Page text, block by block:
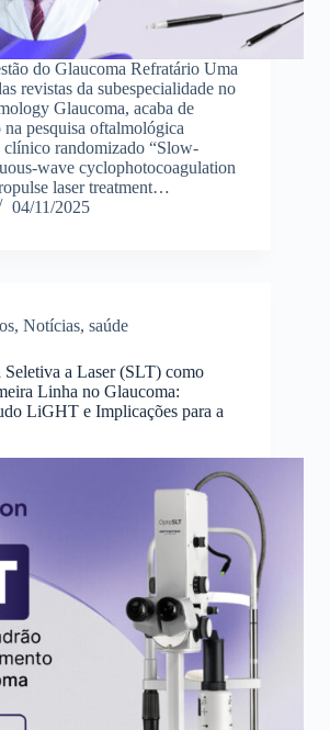
do Glaucoma Refratário Uma
revistas da subespecialidade no
Glaucoma, acaba de
pesquisa oftalmológica
clínico randomizado “Slow-
wave cyclophotocoagulation
laser treatment…
04/11/2025
, Notícias, saúde
Seletiva a Laser (SLT) como
Linha no Glaucoma:
LiGHT e Implicações para a